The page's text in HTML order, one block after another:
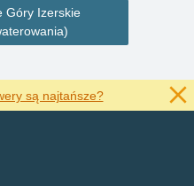
Góry Izerskie
są najtańsze?